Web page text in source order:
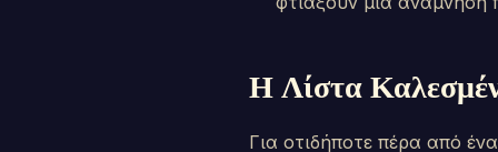
Η Λίστα
Για οτιδήποτε πέρα από